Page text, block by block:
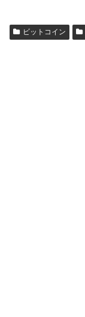
ビットコイン